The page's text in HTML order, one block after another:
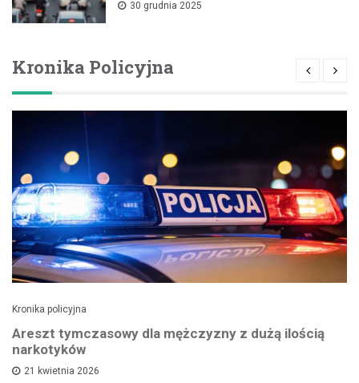
30 grudnia 2025
Kronika Policyjna
Kronika policyjna
Areszt tymczasowy dla mężczyzny z dużą ilością
narkotyków
21 kwietnia 2026